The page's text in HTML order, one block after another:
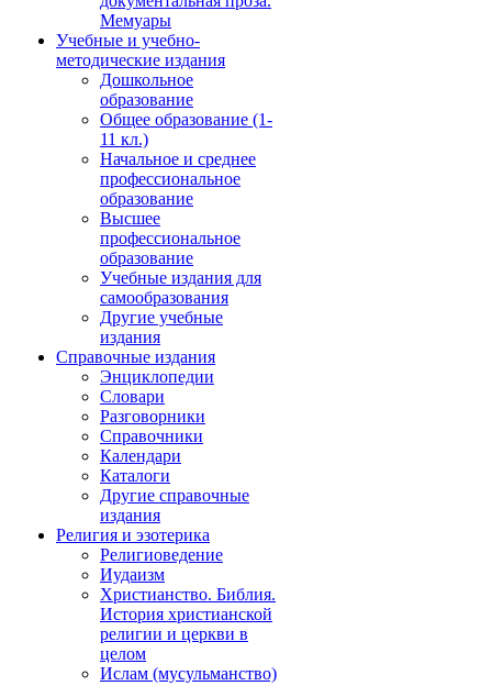
Мемуары
Учебные и учебно-
методические издания
Дошкольное
образование
Общее образование (1-
11 кл.)
Начальное и среднее
профессиональное
образование
Высшее
профессиональное
образование
Учебные издания для
самообразования
Другие учебные
издания
Справочные издания
Энциклопедии
Словари
Разговорники
Справочники
Календари
Каталоги
Другие справочные
издания
Религия и эзотерика
Религиоведение
Иудаизм
Христианство. Библия.
История христианской
религии и церкви в
целом
Ислам (мусульманство)